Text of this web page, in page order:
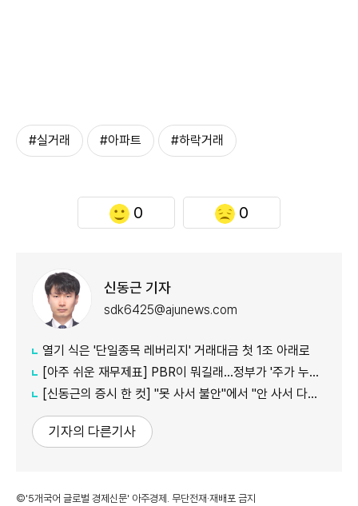
#실거래 #아파트 #하락거래
0 0
신동근 기자
sdk6425@ajunews.com
열기 식은 '단일종목 레버리지' 거래대금 첫 1조 아래로
[아주 쉬운 재무제표] PBR이 뭐길래…정부가 '주가 누르기'에 칼 빼든 이유
[신동근의 증시 한 컷] "못 사서 불안"에서 "안 사서 다행"으로…증시 덮친 '조모'
기자의 다른기사
©'5개국어 글로벌 경제신문' 아주경제. 무단전재·재배포 금지